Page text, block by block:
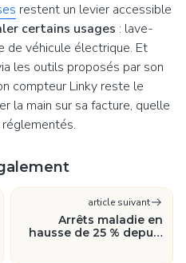
restent un levier accessible
certains usages : lave-
de véhicule électrique. Et
les outils proposés par son
compteur Linky reste le
la main sur sa facture, quelle
article suivant
Arrêts maladie en
hausse de 25 % depuis